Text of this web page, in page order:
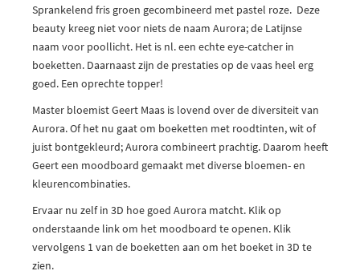
Sprankelend fris groen gecombineerd met pastel roze. Deze
beauty kreeg niet voor niets de naam Aurora; de Latijnse
naam voor poollicht. Het is nl. een echte eye-catcher in
boeketten. Daarnaast zijn de prestaties op de vaas heel erg
goed. Een oprechte topper!
Master bloemist Geert Maas is lovend over de diversiteit van
Aurora. Of het nu gaat om boeketten met roodtinten, wit of
juist bontgekleurd; Aurora combineert prachtig. Daarom heeft
Geert een moodboard gemaakt met diverse bloemen- en
kleurencombinaties.
Ervaar nu zelf in 3D hoe goed Aurora matcht. Klik op
onderstaande link om het moodboard te openen. Klik
vervolgens 1 van de boeketten aan om het boeket in 3D te
zien.